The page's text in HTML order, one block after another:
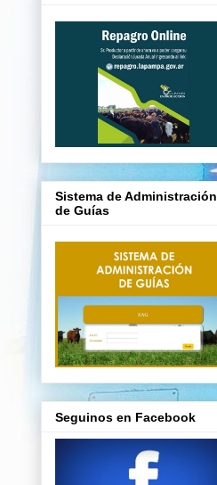
Sistema de Administración
de Guías
Seguinos en Facebook